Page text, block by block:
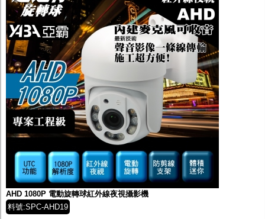
限時促銷特惠專案
IP網路攝影機及錄放影機
AHD DVR數位錄放影機
AHD半球型(適用屋內)
AHD中小型紅外線攝影機(適用騎樓、室內外)
AHD防護罩型攝影機(適用屋外，紅外線照射
距離遠）
AHD特殊功能型攝影機
旋轉型攝影機.旋轉台
傳統高解析攝影機
鏡頭
投光設備
多路攝影機單軸傳輸
監聽器.麥克風
網路設備
視訊轉換設備
雙絞線傳輸器
雜訊改善器
AHD 1080P 電動旋轉球紅外線夜視攝影機
料號:SPC-AHD19